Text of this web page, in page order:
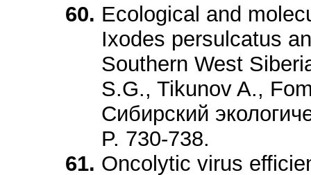
Ecological and
Ixodes persulcatus
Southern West
S.G., Tikunov A.,
Сибирский
P. 730-738.
Oncolytic virus